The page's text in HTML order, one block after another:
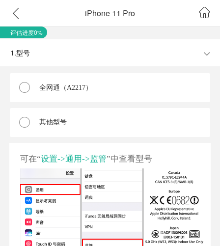
iPhone 11 Pro
评估进度0%
1.型号
全网通（A2217）
其他型号
可在“设置->通用->监管”中查看型号